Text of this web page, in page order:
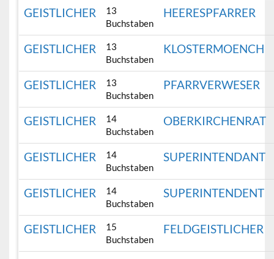
GEISTLICHER
13
Buchstaben
HEERESPFARRER
GEISTLICHER
13
Buchstaben
KLOSTERMOENCH
GEISTLICHER
13
Buchstaben
PFARRVERWESER
GEISTLICHER
14
Buchstaben
OBERKIRCHENRAT
GEISTLICHER
14
Buchstaben
SUPERINTENDANT
GEISTLICHER
14
Buchstaben
SUPERINTENDENT
GEISTLICHER
15
Buchstaben
FELDGEISTLICHER